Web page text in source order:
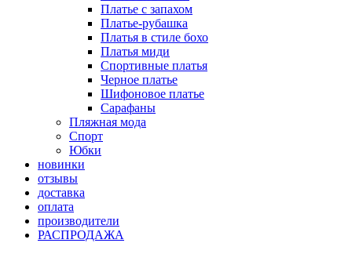
Платье с запахом
Платье-рубашка
Платья в стиле бохо
Платья миди
Спортивные платья
Черное платье
Шифоновое платье
Сарафаны
Пляжная мода
Спорт
Юбки
новинки
отзывы
доставка
оплата
производители
РАСПРОДАЖА